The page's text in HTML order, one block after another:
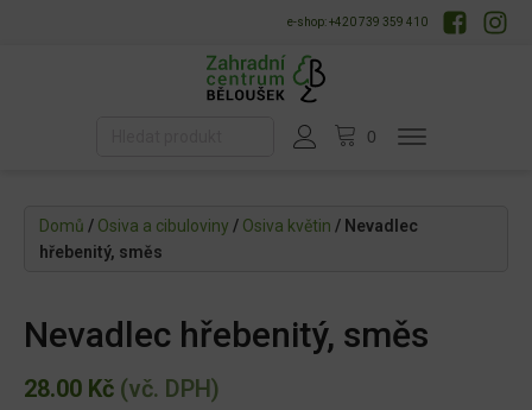
e-shop: +420 739 359 410
Domů / Osiva a cibuloviny / Osiva květin / Nevadlec
hřebenitý, směs
Nevadlec hřebenitý, směs
28.00 Kč (vč. DPH)